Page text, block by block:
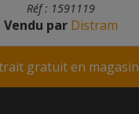
Réf : 1591119
Vendu par Distram
gratuit en magasin